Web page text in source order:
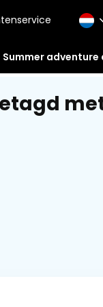
Summer adventure